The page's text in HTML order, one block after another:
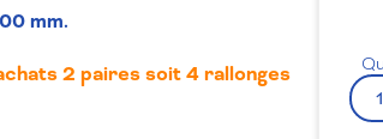
mm.
2 paires soit 4 rallonges